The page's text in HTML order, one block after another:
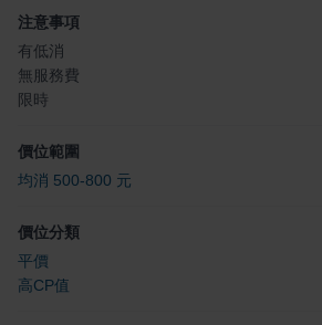
注意事項
有低消
無服務費
限時
價位範圍
均消 500-800 元
價位分類
平價
高CP值